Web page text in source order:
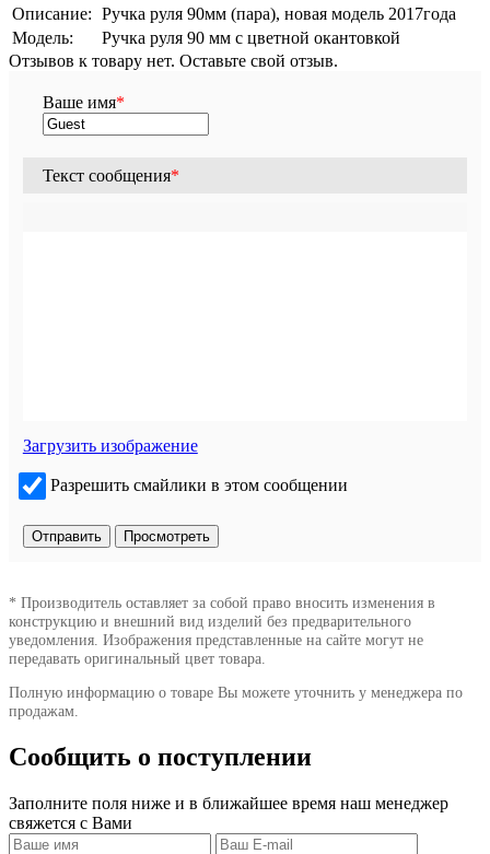
Описание: Ручка руля 90мм (пара), новая модель 2017года
Модель:
Ручка руля 90 мм с цветной окантовкой
Отзывов к товару нет. Оставьте свой отзыв.
Ваше имя*
Текст сообщения*
Загрузить изображение
Разрешить смайлики в этом сообщении
* Производитель оставляет за собой право вносить изменения в
конструкцию и внешний вид изделий без предварительного
уведомления. Изображения представленные на сайте могут не
передавать оригинальный цвет товара.
Полную информацию о товаре Вы можете уточнить у менеджера по
продажам.
Сообщить о поступлении
Заполните поля ниже и в ближайшее время наш менеджер
свяжется с Вами